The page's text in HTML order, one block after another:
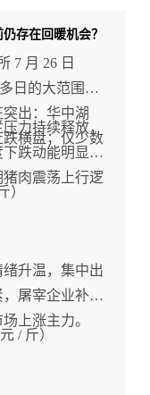
存在回暖机会？
7 月 26 日
日的大范围下
出：华中湖
横盘；仅少数
力持续释放，
跌动能明显减
肉震荡上行逻
）
升温，集中出
屠宰企业补库
上涨主力。
/ 斤）